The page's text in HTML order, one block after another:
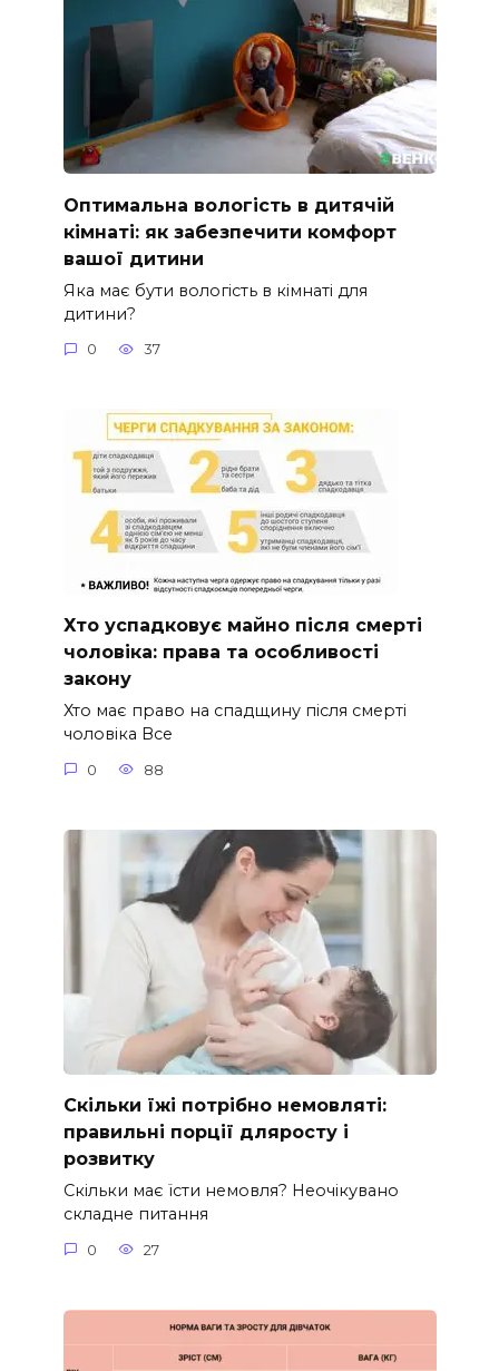
Оптимальна вологість в дитячій
кімнаті: як забезпечити комфорт
вашої дитини
Яка має бути вологість в кімнаті для
дитини?
0 37
Хто успадковує майно після смерті
чоловіка: права та особливості
закону
Хто має право на спадщину після смерті
чоловіка Все
0 88
Скільки їжі потрібно немовляті:
правильні порції дляросту і
розвитку
Скільки має їсти немовля? Неочікувано
складне питання
0 27